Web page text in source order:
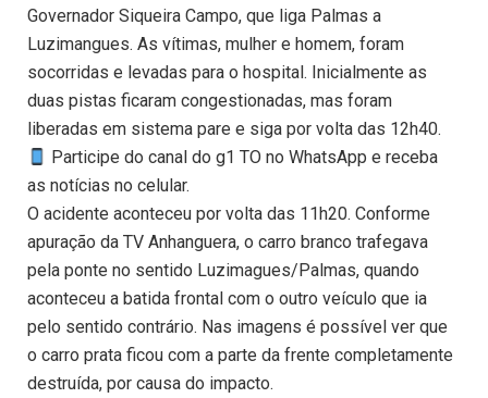
Governador Siqueira Campo, que liga Palmas a
Luzimangues. As vítimas, mulher e homem, foram
socorridas e levadas para o hospital. Inicialmente as
duas pistas ficaram congestionadas, mas foram
liberadas em sistema pare e siga por volta das 12h40.
Participe do canal do g1 TO no WhatsApp e receba
as notícias no celular.
O acidente aconteceu por volta das 11h20. Conforme
apuração da TV Anhanguera, o carro branco trafegava
pela ponte no sentido Luzimagues/Palmas, quando
aconteceu a batida frontal com o outro veículo que ia
pelo sentido contrário. Nas imagens é possível ver que
o carro prata ficou com a parte da frente completamente
destruída, por causa do impacto.